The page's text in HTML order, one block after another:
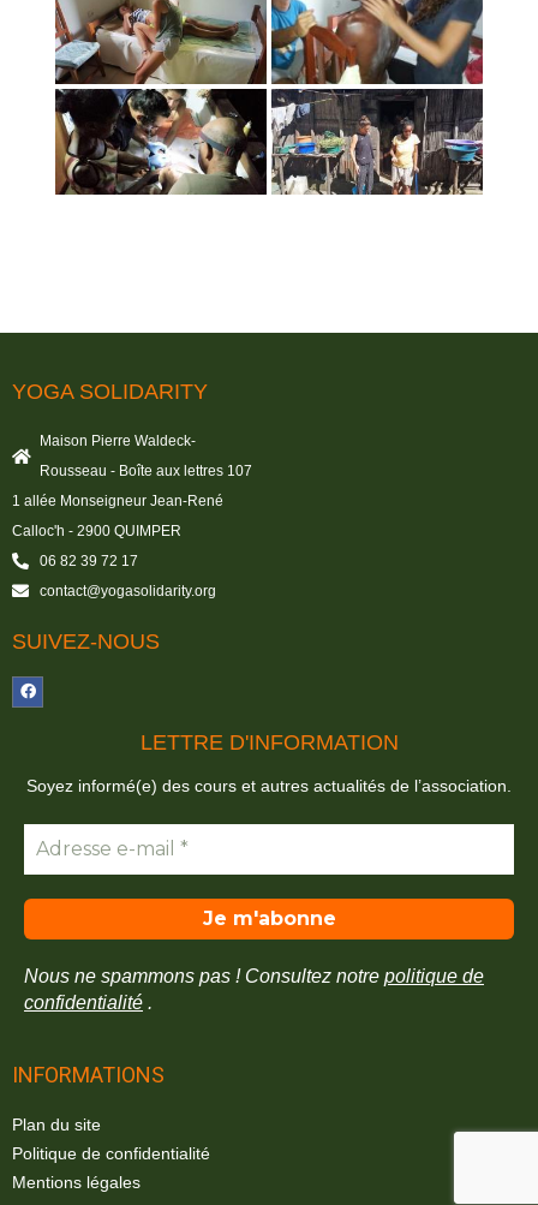
YOGA SOLIDARITY
Maison Pierre Waldeck-
Rousseau - Boîte aux lettres 107
1 allée Monseigneur Jean-René
Calloc'h - 2900 QUIMPER
06 82 39 72 17
contact@yogasolidarity.org
SUIVEZ-NOUS
LETTRE D'INFORMATION
Soyez informé(e) des cours et autres actualités de l’association.
Nous ne spammons pas ! Consultez notre politique de
confidentialité .
INFORMATIONS
Plan du site
Politique de confidentialité
Mentions légales